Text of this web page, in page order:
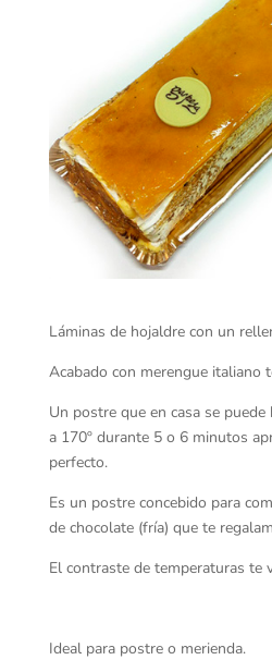
Láminas de hojaldre con un
Acabado con merengue italiano
Un postre que en casa se
a 170º durante 5 o 6 minutos
perfecto.
Es un postre concebido para
de chocolate (fría) que te
El contraste de temperaturas te
Ideal para postre o merienda.